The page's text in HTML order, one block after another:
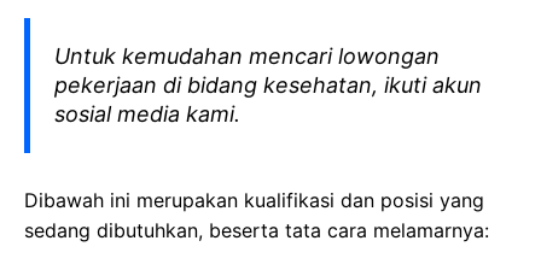
Untuk kemudahan mencari lowongan
pekerjaan di bidang kesehatan, ikuti akun
sosial media kami.
Dibawah ini merupakan kualifikasi dan posisi yang
sedang dibutuhkan, beserta tata cara melamarnya: